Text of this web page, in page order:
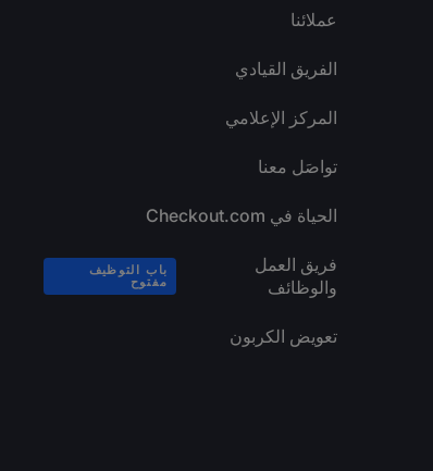
عملائنا
الفريق القيادي
المركز الإعلامي
تواصَل معنا
الحياة في Checkout.com
فريق العمل
والوظائف
باب التوظيف
مفتوح
تعويض الكربون